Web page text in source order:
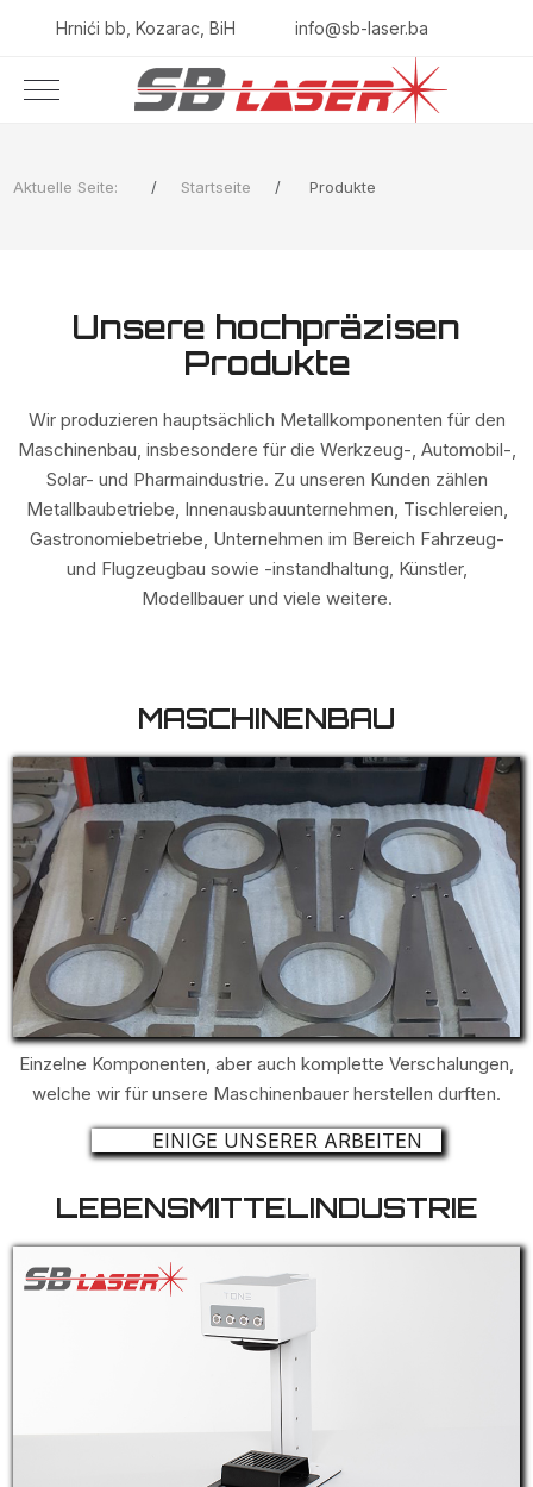
Hrnići bb, Kozarac, BiH info@sb-laser.ba
Aktuelle Seite: Startseite Produkte
Unsere hochpräzisen
Produkte
Wir produzieren hauptsächlich Metallkomponenten für den
Maschinenbau, insbesondere für die Werkzeug-, Automobil-,
Solar- und Pharmaindustrie. Zu unseren Kunden zählen
Metallbaubetriebe, Innenausbauunternehmen, Tischlereien,
Gastronomiebetriebe, Unternehmen im Bereich Fahrzeug-
und Flugzeugbau sowie -instandhaltung, Künstler,
Modellbauer und viele weitere.
MASCHINENBAU
Einzelne Komponenten, aber auch komplette Verschalungen,
welche wir für unsere Maschinenbauer herstellen durften.
EINIGE UNSERER ARBEITEN
LEBENSMITTELINDUSTRIE